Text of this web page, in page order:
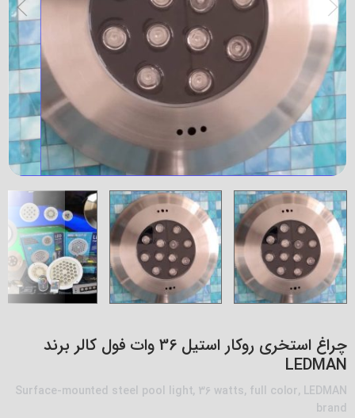
چراغ استخری روکار استیل 36 وات فول کالر برند
LEDMAN
Surface-mounted steel pool light, 36 watts, full color, LEDMAN
brand